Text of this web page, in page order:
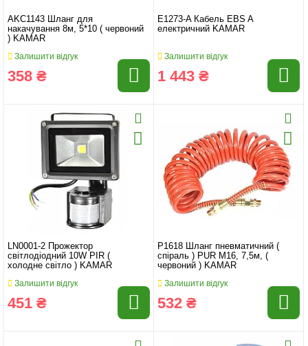
AKC1143 Шланг для
накачування 8м, 5*10 ( червоний
) KAMAR
Залишити відгук
358 ₴
E1273-A Кабель EBS A
електричний KAMAR
Залишити відгук
1 443 ₴
LN0001-2 Прожектор
світлодіодний 10W PIR (
холодне світло ) KAMAR
Залишити відгук
451 ₴
P1618 Шланг пневматичний (
спіраль ) PUR M16, 7,5м, (
червоний ) KAMAR
Залишити відгук
532 ₴